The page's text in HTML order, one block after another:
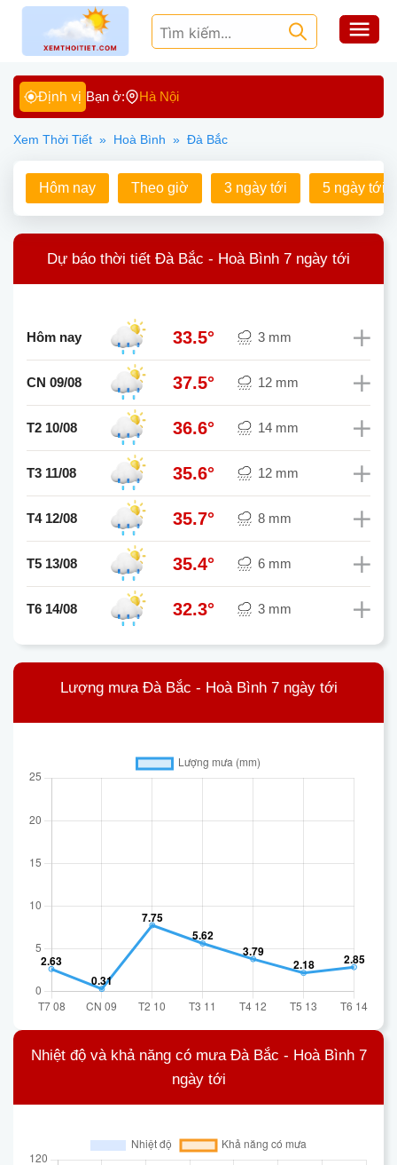
Định vị Bạn ở: Hà Nội
Xem Thời Tiết » Hoà Bình » Đà Bắc
Hôm nay Theo giờ 3 ngày tới 5 ngày tới
Dự báo thời tiết Đà Bắc - Hoà Bình 7 ngày tới
Hôm nay 33.5° 3 mm
CN 09/08 37.5° 12 mm
T2 10/08 36.6° 14 mm
T3 11/08 35.6° 12 mm
T4 12/08 35.7° 8 mm
T5 13/08 35.4° 6 mm
T6 14/08 32.3° 3 mm
Lượng mưa Đà Bắc - Hoà Bình 7 ngày tới
Nhiệt độ và khả năng có mưa Đà Bắc - Hoà Bình 7
ngày tới